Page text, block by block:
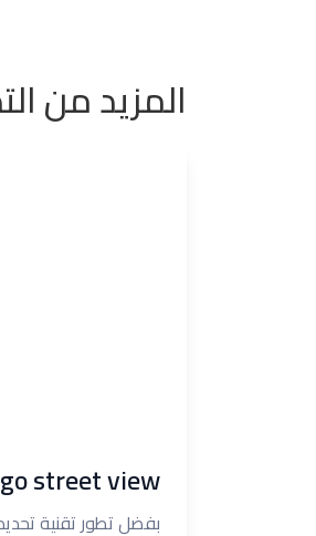
المزيد من
go street view
بفضل تطور تقنية